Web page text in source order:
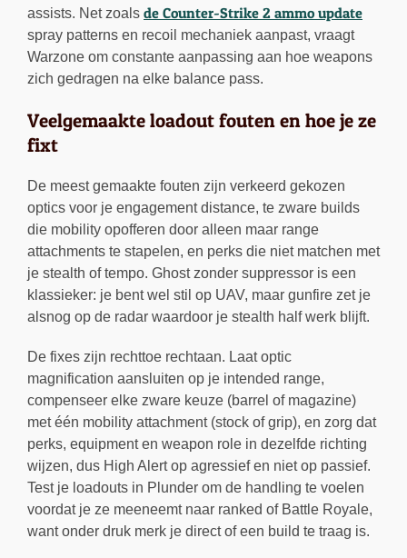
assists. Net zoals de Counter-Strike 2 ammo update
spray patterns en recoil mechaniek aanpast, vraagt
Warzone om constante aanpassing aan hoe weapons
zich gedragen na elke balance pass.
Veelgemaakte loadout fouten en hoe je ze
fixt
De meest gemaakte fouten zijn verkeerd gekozen
optics voor je engagement distance, te zware builds
die mobility opofferen door alleen maar range
attachments te stapelen, en perks die niet matchen met
je stealth of tempo. Ghost zonder suppressor is een
klassieker: je bent wel stil op UAV, maar gunfire zet je
alsnog op de radar waardoor je stealth half werk blijft.
De fixes zijn rechttoe rechtaan. Laat optic
magnification aansluiten op je intended range,
compenseer elke zware keuze (barrel of magazine)
met één mobility attachment (stock of grip), en zorg dat
perks, equipment en weapon role in dezelfde richting
wijzen, dus High Alert op agressief en niet op passief.
Test je loadouts in Plunder om de handling te voelen
voordat je ze meeneemt naar ranked of Battle Royale,
want onder druk merk je direct of een build te traag is.